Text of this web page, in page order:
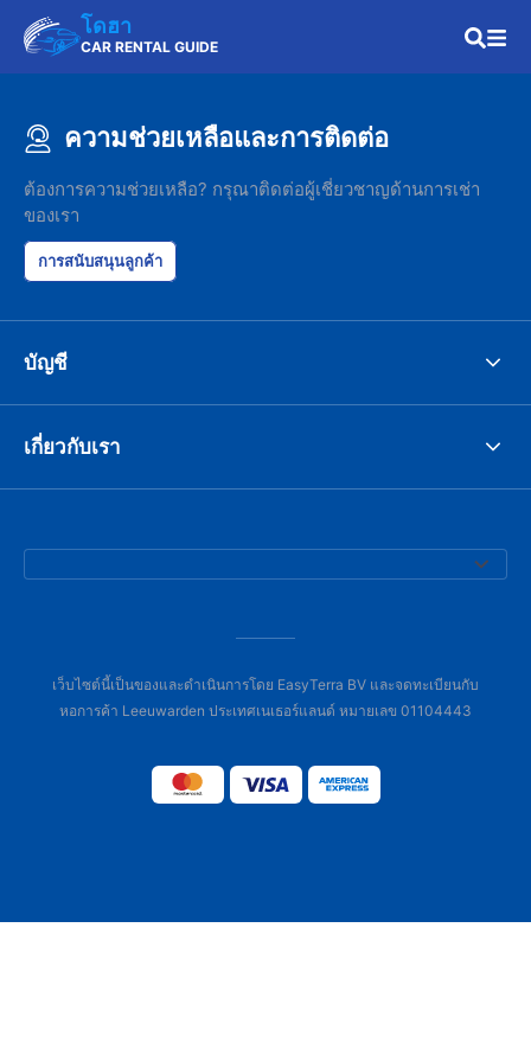
โดฮา
CAR RENTAL GUIDE
ความช่วยเหลือและการติดต่อ
ต้องการความช่วยเหลือ? กรุณาติดต่อผู้เชี่ยวชาญด้านการเช่า
ของเรา
การสนับสนุนลูกค้า
บัญชี
เกี่ยวกับเรา
เว็บไซต์นี้เป็นของและดำเนินการโดย EasyTerra BV และจดทะเบียนกับ
หอการค้า Leeuwarden ประเทศเนเธอร์แลนด์ หมายเลข 01104443